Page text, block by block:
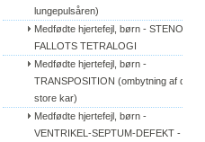
lungepulsåren)
Medfødte hjertefejl, børn - STENO
FALLOTS TETRALOGI
Medfødte hjertefejl, børn -
TRANSPOSITION (ombytning af de
store kar)
Medfødte hjertefejl, børn -
VENTRIKEL-SEPTUM-DEFEKT -